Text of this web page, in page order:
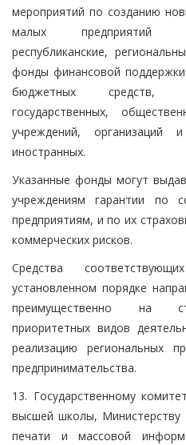
мероприятий по созданию
малых предприятий
республиканские,
фонды финансовой
бюджетных средств,
государственных,
учреждений,
иностранных.
Указанные фонды могут
учреждениям гарантии по
предприятиям, и по их
коммерческих рисков.
Средства
установленном порядке
преимущественно на
приоритетных видов
реализацию региональных
предпринимательства.
13. Государственному
высшей школы,
печати и массовой